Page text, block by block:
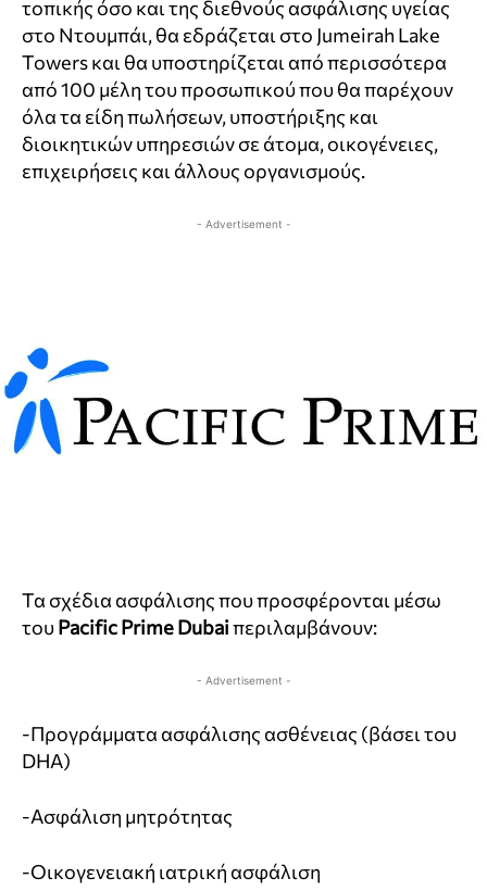
τοπικής όσο και της διεθνούς ασφάλισης υγείας
στο Ντουμπάι, θα εδράζεται στο Jumeirah Lake
Towers και θα υποστηρίζεται από περισσότερα
από 100 μέλη του προσωπικού που θα παρέχουν
όλα τα είδη πωλήσεων, υποστήριξης και
διοικητικών υπηρεσιών σε άτομα, οικογένειες,
επιχειρήσεις και άλλους οργανισμούς.
- Advertisement -
Τα σχέδια ασφάλισης που προσφέρονται μέσω
τουPacific Prime Dubaiπεριλαμβάνουν:
- Advertisement -
-Προγράμματα ασφάλισης ασθένειας (βάσει του
DHA)
-Ασφάλιση μητρότητας
-Οικογενειακή ιατρική ασφάλιση